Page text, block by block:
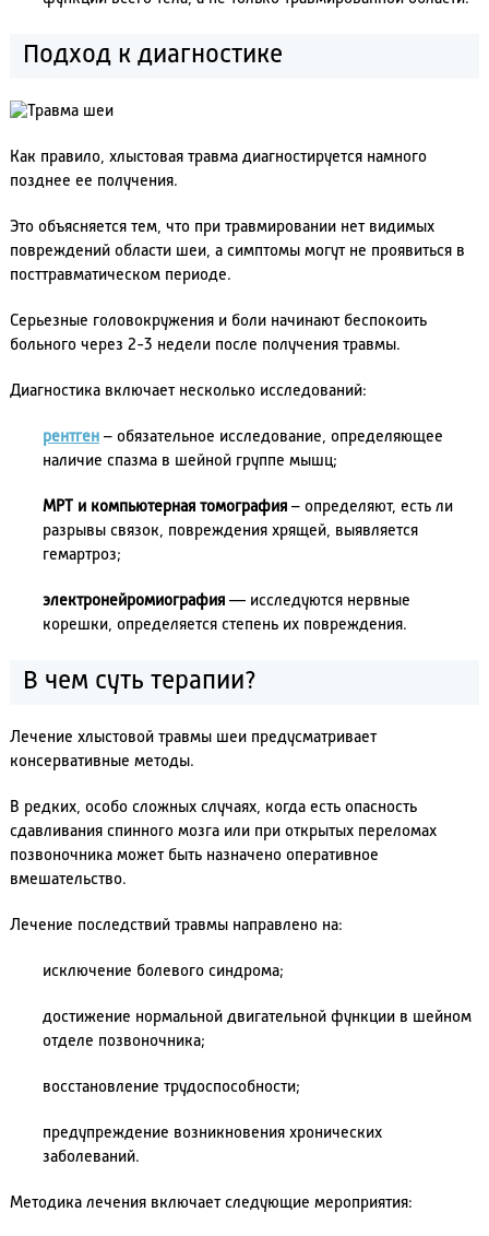
Подход к диагностике
Как правило, хлыстовая травма диагностируется намного
позднее ее получения.
Это объясняется тем, что при травмировании нет видимых
повреждений области шеи, а симптомы могут не проявиться в
посттравматическом периоде.
Серьезные головокружения и боли начинают беспокоить
больного через 2-3 недели после получения травмы.
Диагностика включает несколько исследований:
рентген– обязательное исследование, определяющее
наличие спазма в шейной группе мышц;
МРТ и компьютерная томография– определяют, есть ли
разрывы связок, повреждения хрящей, выявляется
гемартроз;
электронейромиография— исследуются нервные
корешки, определяется степень их повреждения.
В чем суть терапии?
Лечение хлыстовой травмы шеи предусматривает
консервативные методы.
В редких, особо сложных случаях, когда есть опасность
сдавливания спинного мозга или при открытых переломах
позвоночника может быть назначено оперативное
вмешательство.
Лечение последствий травмы направлено на:
исключение болевого синдрома;
достижение нормальной двигательной функции в шейном
отделе позвоночника;
восстановление трудоспособности;
предупреждение возникновения хронических
заболеваний.
Методика лечения включает следующие мероприятия: